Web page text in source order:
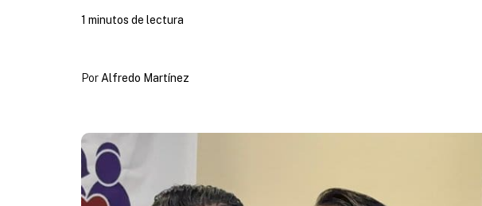
Por Alfredo Martínez
1 minutos de lectura